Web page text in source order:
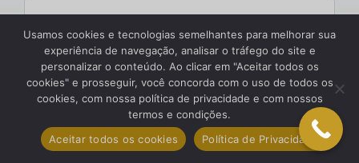
Anexo do Projeto
Escolher arquivo
Sua mensagem
Usamos cookies e tecnologias semelhantes para melhorar sua
experiência de navegação, analisar o tráfego do site e
personalizar o conteúdo. Ao clicar em "Aceitar todos os
cookies" e prosseguir, você concorda com o uso de todos os
cookies, com nossa política de privacidade e com nossos
termos e condições.
Aceitar todos os cookies
Política de Privacidade